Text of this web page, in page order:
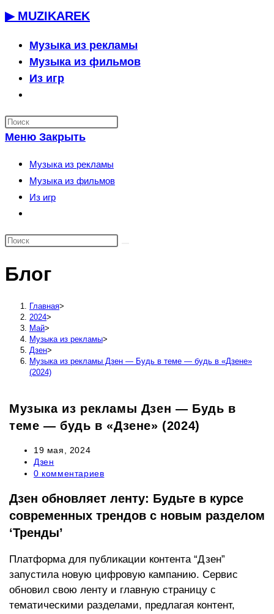
Перейти
содержимому
▶ MUZIKAREK
Музыка из рекламы
Музыка из фильмов
Из игр
по
веб-
сайту
Меню Закрыть
Музыка из рекламы
Музыка из фильмов
Из игр
по
сайту
Блог
Главная>
2024>
Май>
Музыка из рекламы>
Дзен>
Музыка из рекламы Дзен — Будь в теме — будь в «Дзене»
(2024)
Музыка из рекламы Дзен — Будь в
теме — будь в «Дзене» (2024)
Запись
опубликована:
19 мая, 2024
Рубрика
записи:
Дзен
Комментарии
записи:
0 комментариев
Дзен обновляет ленту: Будьте в курсе
современных трендов с новым разделом
‘Тренды’
Платформа для публикации контента “Дзен”
запустила новую цифровую кампанию. Сервис
обновил свою ленту и главную страницу с
тематическими разделами, предлагая контент,